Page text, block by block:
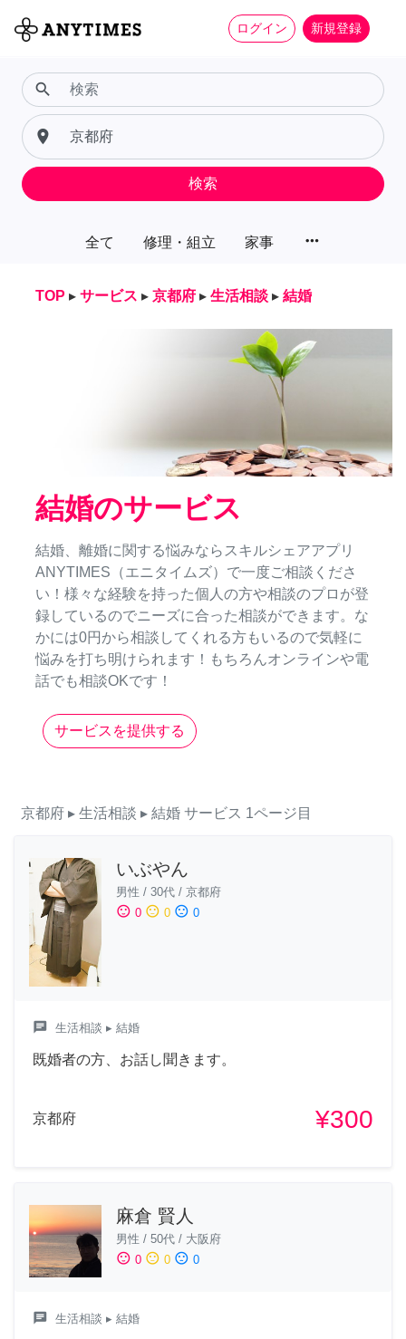
ログイン 新規登録
全て 修理・組立 家事 more_horiz
search
place
検索
TOP ▸ サービス ▸ 京都府 ▸ 生活相談 ▸ 結婚
結婚のサービス
結婚、離婚に関する悩みならスキルシェアアプリ
ANYTIMES（エニタイムズ）で一度ご相談くださ
い！様々な経験を持った個人の方や相談のプロが登
録しているのでニーズに合った相談ができます。な
かには0円から相談してくれる方もいるので気軽に
悩みを打ち明けられます！もちろんオンラインや電
話でも相談OKです！
サービスを提供する
京都府 ▸ 生活相談 ▸ 結婚 サービス 1ページ目
いぶやん
男性 / 30代 / 京都府
sentiment_satisfied 0 sentiment_neutral 0 sentiment_dissatisfied 0
chat 生活相談 ▸ 結婚
既婚者の方、お話し聞きます。
京都府 ¥300
麻倉 賢人
男性 / 50代 / 大阪府
sentiment_satisfied 0 sentiment_neutral 0 sentiment_dissatisfied 0
chat 生活相談 ▸ 結婚